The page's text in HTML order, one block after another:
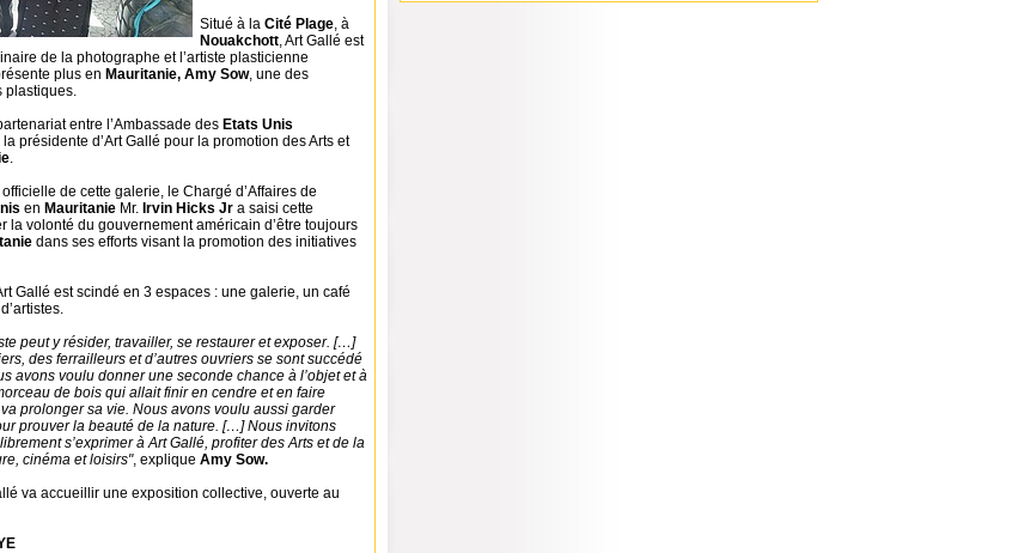
Situé à la Cité Plage, à
Nouakchott, Art Gallé est
de la photographe et l’artiste plasticienne
plus en Mauritanie, Amy Sow, une des
plastiques.
entre l’Ambassade des Etats Unis
la présidente d’Art Gallé pour la promotion des Arts et
.
de cette galerie, le Chargé d’Affaires de
en Mauritanie Mr. Irvin Hicks Jr a saisi cette
la volonté du gouvernement américain d’être toujours
dans ses efforts visant la promotion des initiatives
Gallé est scindé en 3 espaces : une galerie, un café
peut y résider, travailler, se restaurer et exposer. […]
des ferrailleurs et d’autres ouvriers se sont succédé
avons voulu donner une seconde chance à l’objet et à
de bois qui allait finir en cendre et en faire
prolonger sa vie. Nous avons voulu aussi garder
prouver la beauté de la nature. […] Nous invitons
s’exprimer à Art Gallé, profiter des Arts et de la
cinéma et loisirs", explique Amy Sow.
va accueillir une exposition collective, ouverte au